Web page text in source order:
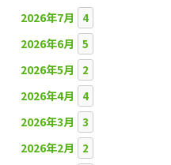
2026年7月
4
2026年6月 5
2026年5月 2
2026年4月 4
2026年3月 3
2026年2月 2